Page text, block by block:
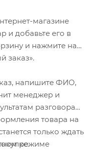
для
с
для фиксации в
ремней
предотвращения
магазине
и добавьте его в
и нажмите на
заказ».
напишите ФИО,
менеджер и
разговора
товара на
только ждать
режиме